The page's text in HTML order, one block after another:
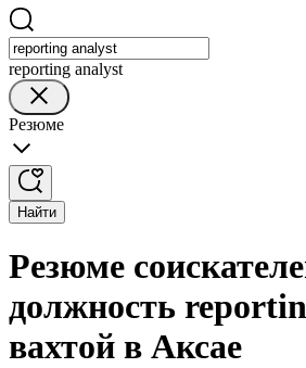
reporting analyst
Резюме
Найти
Резюме
должность
вахтой в Аксае